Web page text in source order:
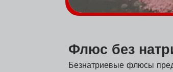
Флюс без
Безнатриевые флюсы